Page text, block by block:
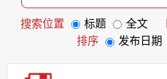
搜索位置 标题 全文
排序
发布日期